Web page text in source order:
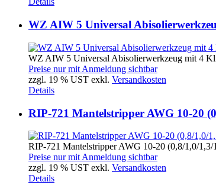
WZ AIW 5 Universal
WZ AIW 5 Universal Abisolierwerkzeug mit 4
Preise nur mit Anmeldung sichtbar
zzgl. 19 % UST exkl. Versandkosten
Details
RIP-721 Mantelstripper AWG 10-20
RIP-721 Mantelstripper AWG 10-20 (0,8/1,0/1,3/
Preise nur mit Anmeldung sichtbar
zzgl. 19 % UST exkl. Versandkosten
Details